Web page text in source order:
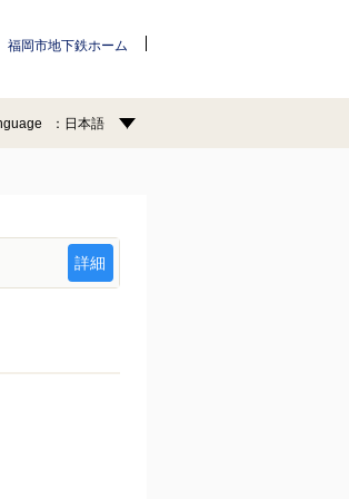
福岡市地下鉄ホーム
日本語
詳細